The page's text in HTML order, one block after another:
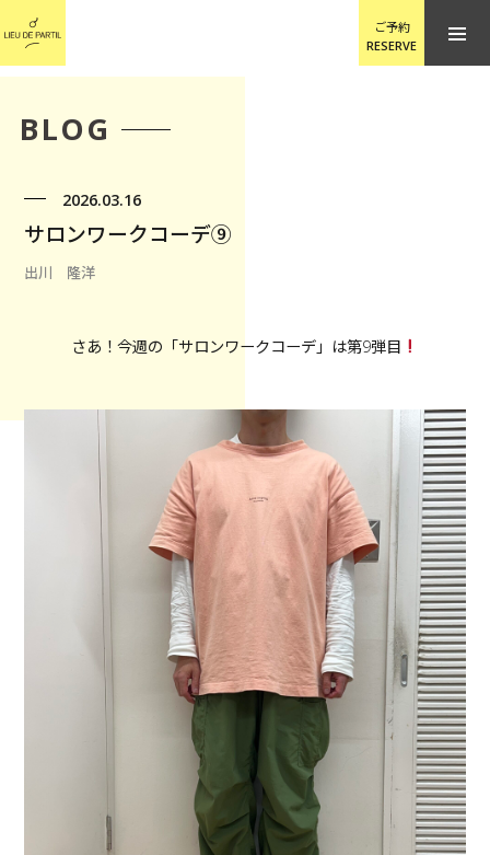
ご予約
RESERVE
BLOG
2026.03.16
サロンワークコーデ⑨
出川 隆洋
さあ！今週の「サロンワークコーデ」は第9弾目